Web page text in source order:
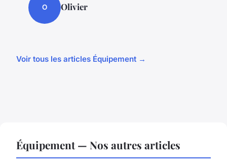
O Olivier
Voir tous les articles Équipement →
Équipement — Nos autres articles